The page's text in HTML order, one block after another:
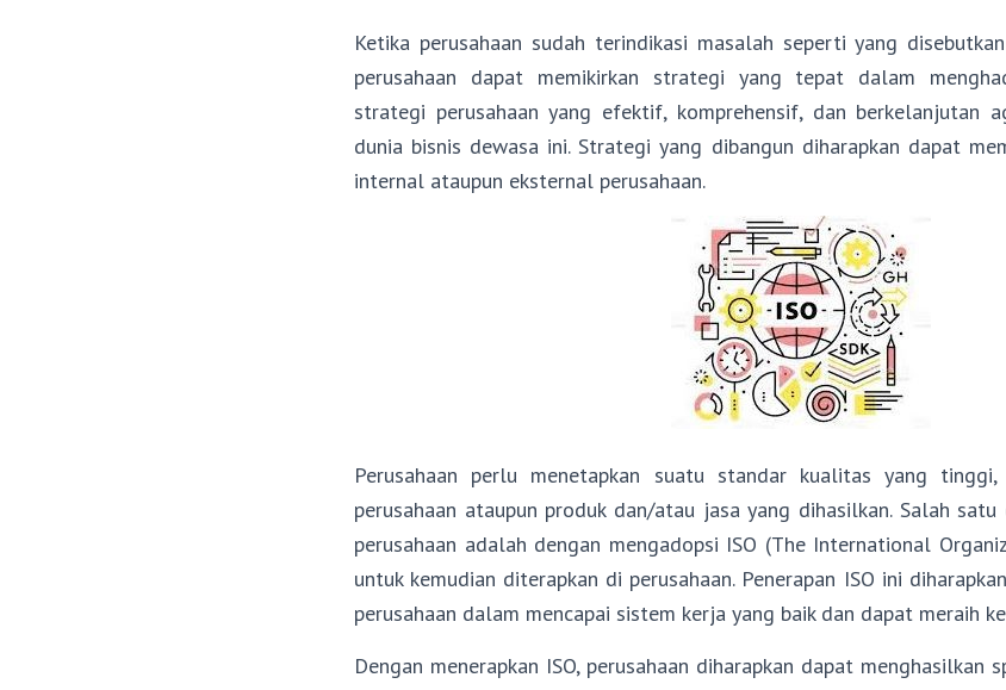
Ketika perusahaan sudah terindikasi masalah seperti yang
perusahaan dapat memikirkan strategi yang tepat dalam
strategi perusahaan yang efektif, komprehensif, dan berkelanjutan
dunia bisnis dewasa ini. Strategi yang dibangun diharapkan dapat
internal ataupun eksternal perusahaan.
Perusahaan perlu menetapkan suatu standar kualitas yang
perusahaan ataupun produk dan/atau jasa yang dihasilkan. Salah
perusahaan adalah dengan mengadopsi ISO (The International
untuk kemudian diterapkan di perusahaan. Penerapan ISO ini
perusahaan dalam mencapai sistem kerja yang baik dan dapat meraih
Dengan menerapkan ISO, perusahaan diharapkan dapat menghasilkan